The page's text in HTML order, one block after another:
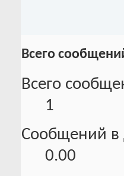
Всего
Всего
1
Сообщений в
0.00